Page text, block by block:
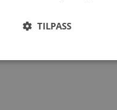
TILPASS